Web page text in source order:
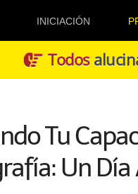
INICIACIÓN
Todos
Tu
Un Día